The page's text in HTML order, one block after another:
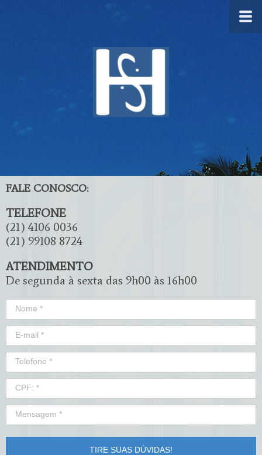
FALE CONOSCO:
TELEFONE
(21) 4106 0036
(21) 99108 8724
ATENDIMENTO
De segunda à sexta das 9h00 às 16h00
TIRE SUAS DÚVIDAS!